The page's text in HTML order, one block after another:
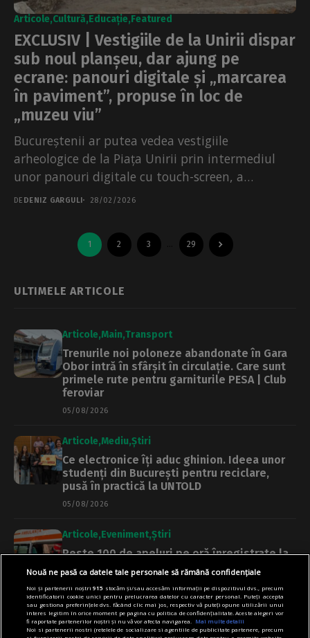
Articole Cultură Educație Featured
EXCLUSIV | Vestigiile de la Unirii dispar
sub noul planșeu, dar ajung pe
ecrane: panouri digitale și „marcarea
în paviment”, propuse în loc de
„muzeu viu”
Bucureștenii ar putea vedea vestigiile
arheologice de la Piața Unirii prin intermediul
unor panouri digitale cu touch-screen, a
transmis Ministerul Culturii la solicitarea...
DE DENIZ GARGULI 28/02/2026
1 2 3 29
ULTIMELE ARTICOLE
Articole Main Transport
Trenurile noi poloneze abandonate în Gara
Obor intră în sfârșit în circulație. Care sunt
primele rute pentru garniturile PESA | Club
feroviar
05/08/2026
Articole Mediu Știri
Ce electronice îți aduc ghinion. Ideea unor
studenți din București pentru reciclare,
pusă în practică la UNTOLD
05/08/2026
Articole Eveniment Știri
Peste 100 de apeluri pe oră înregistrate la
112, în București și Ilfov, în ultimele două
zile
04/08/2026
Articole Main Mediu Primărie
Nouă ne pasă ca datele tale personale să rămână confidențiale
Noi și partenerii noștri915 stocăm și/sau accesăm informații pe dispozitivul dvs., precum
identificatorii cookie unici pentru prelucrarea datelor cu caracter personal. Puteți accepta
sau gestiona preferințele dvs. făcând clic mai jos, respectiv vă puteți opune utilizării unui
interes legitim în orice moment pe pagina cu politica de confidențialitate. Aceste alegeri vor
fi raportate partenerilor noștri și nu vă vor afecta navigarea.
Mai multe detalii
Noi si partenerii nostri (retelele de socializare si agentiile de publicitate partenere, precum